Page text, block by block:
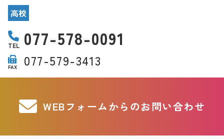
高校
TEL 077-578-0091
FAX 077-579-3413
WEBフォームからのお問い合わせ